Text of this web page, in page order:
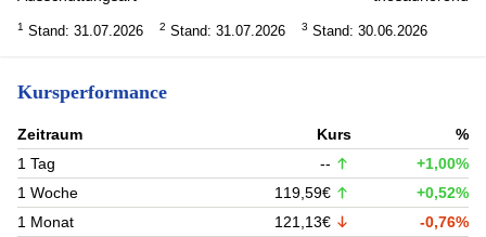
1 Stand: 31.07.2026 2 Stand: 31.07.2026 3 Stand: 30.06.2026
Kursperformance
Zeitraum Kurs
%
1 Tag
--
+1,00%
1 Woche
119,59€
+0,52%
1 Monat
121,13€
-0,76%